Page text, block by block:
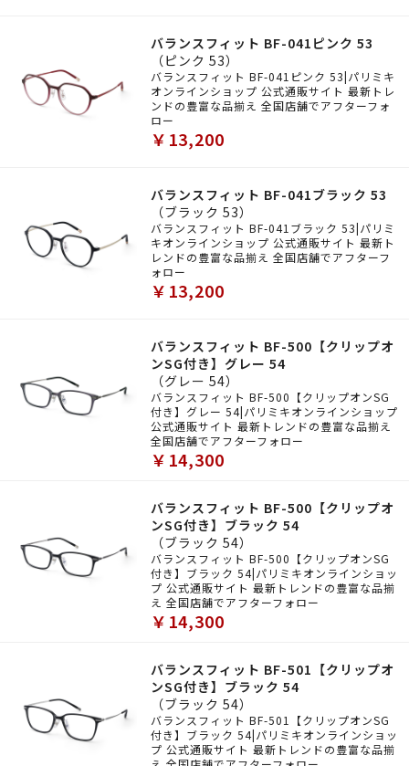
バランスフィット BF-041ピンク 53
（ピンク 53）
バランスフィット BF-041ピンク 53|パリミキ
オンラインショップ 公式通販サイト 最新トレ
ンドの豊富な品揃え 全国店舗でアフターフォ
ロー
￥13,200
バランスフィット BF-041ブラック 53
（ブラック 53）
バランスフィット BF-041ブラック 53|パリミ
キオンラインショップ 公式通販サイト 最新ト
レンドの豊富な品揃え 全国店舗でアフターフ
ォロー
￥13,200
バランスフィット BF-500【クリップオ
ンSG付き】グレー 54
（グレー 54）
バランスフィット BF-500【クリップオンSG
付き】グレー 54|パリミキオンラインショップ
公式通販サイト 最新トレンドの豊富な品揃え
全国店舗でアフターフォロー
￥14,300
バランスフィット BF-500【クリップオ
ンSG付き】ブラック 54
（ブラック 54）
バランスフィット BF-500【クリップオンSG
付き】ブラック 54|パリミキオンラインショッ
プ 公式通販サイト 最新トレンドの豊富な品揃
え 全国店舗でアフターフォロー
￥14,300
バランスフィット BF-501【クリップオ
ンSG付き】ブラック 54
（ブラック 54）
バランスフィット BF-501【クリップオンSG
付き】ブラック 54|パリミキオンラインショッ
プ 公式通販サイト 最新トレンドの豊富な品揃